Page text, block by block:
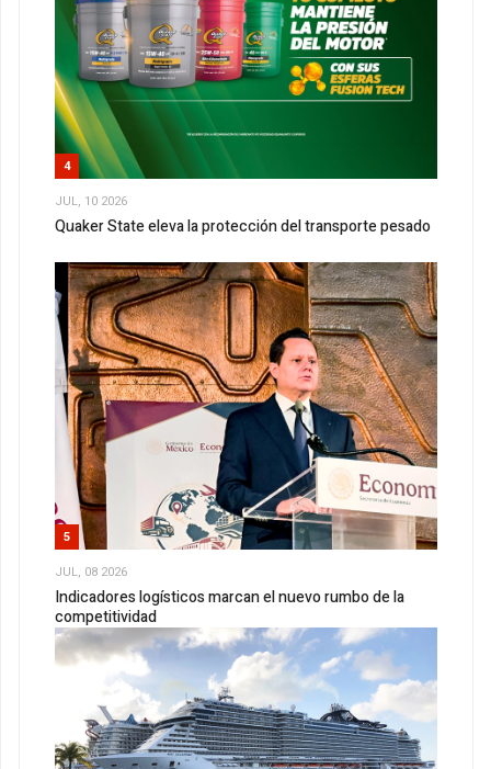
4
JUL, 10 2026
Quaker State eleva la protección del transporte pesado
5
JUL, 08 2026
Indicadores logísticos marcan el nuevo rumbo de la
competitividad